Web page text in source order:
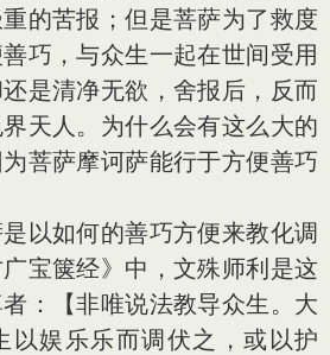
的苦报；但是菩萨为了救度
巧，与众生一起在世间受用
是清净无欲，舍报后，反而
天人。为什么会有这么大的
菩萨摩诃萨能行于方便善巧
如何的善巧方便来教化调
宝箧经》中，文殊师利是这
：【非唯说法教导众生。大
以娱乐乐而调伏之，或以护